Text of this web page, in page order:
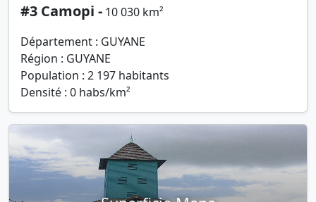
#3 Camopi - 10 030 km²
Département : GUYANE
Région : GUYANE
Population : 2 197 habitants
Densité : 0 habs/km²